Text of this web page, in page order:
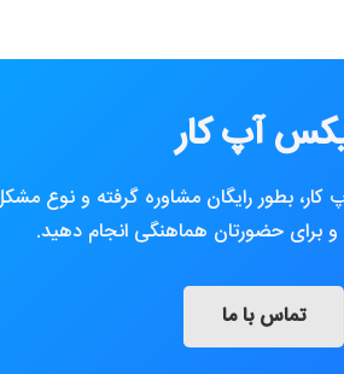
آپ کار
بطور رایگان مشاوره گرفته و نوع
برای حضورتان هماهنگی انجام دهید.
تماس با ما